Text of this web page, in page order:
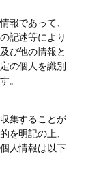
報であって、
記述等により
び他の情報と
の個人を識別
。
集することが
を明記の上、
人情報は以下